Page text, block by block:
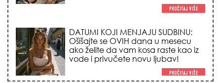
DATUMI KOJI MENJAJU SUDBINU:
Ošišajte se OVIH dana u mesecu
ako želite da vam kosa raste kao iz
vode i privučete novu ljubav!